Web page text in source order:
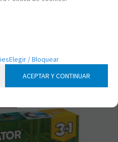
Elegir / Bloquear
ACEPTAR Y CONTINUAR